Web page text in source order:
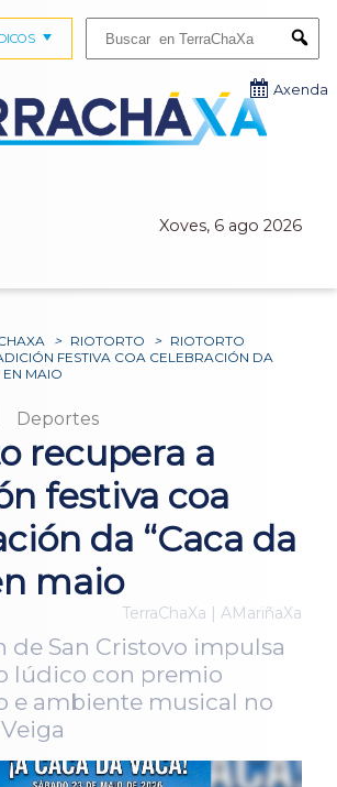
Xoves, 6 ago 2026
Axenda
> RIOTORTO > RIOTORTO
FESTIVA COA CELEBRACIÓN DA
EN MAIO
Deportes
recupera a
festiva coa
da “Caca da
maio
TerraChaXa | AMariñaXa
de San Cristovo impulsa
lúdico con premio
e ambiente musical no